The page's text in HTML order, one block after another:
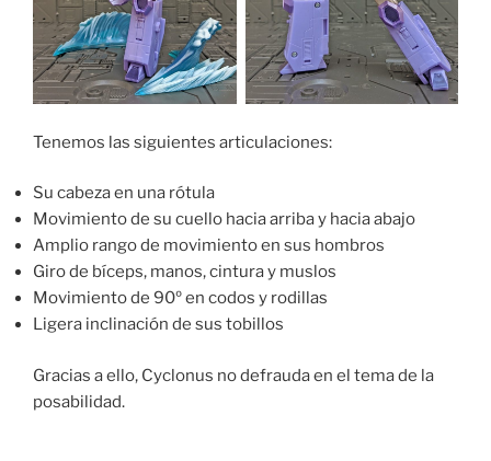
Tenemos las siguientes articulaciones:
Su cabeza en una rótula
Movimiento de su cuello hacia arriba y hacia abajo
Amplio rango de movimiento en sus hombros
Giro de bíceps, manos, cintura y muslos
Movimiento de 90º en codos y rodillas
Ligera inclinación de sus tobillos
Gracias a ello, Cyclonus no defrauda en el tema de la
posabilidad.